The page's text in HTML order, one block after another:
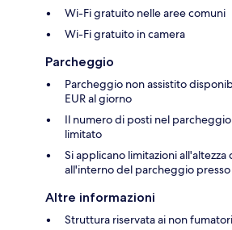
Wi-Fi gratuito nelle aree comuni
Wi-Fi gratuito in camera
Parcheggio
Parcheggio non assistito
EUR al giorno
Il numero di posti nel
limitato
Si applicano limitazioni all'altezza
all'interno del parcheggio
Altre informazioni
Struttura riservata ai non fumatori